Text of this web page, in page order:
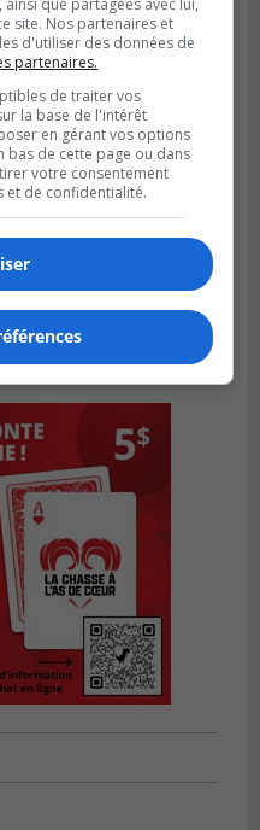
site. Nos partenaires et
d'utiliser des données de
partenaires.
de traiter vos
la base de l'intérêt
en gérant vos options
bas de cette page ou dans
votre consentement
et de confidentialité.